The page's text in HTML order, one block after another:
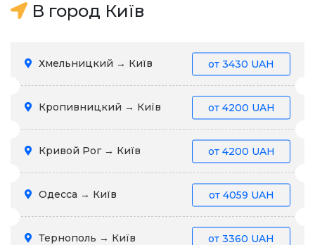
В город Київ
Хмельницкий → Київ от 3430 UAH
Кропивницкий → Київ от 4200 UAH
Кривой Рог → Київ от 4200 UAH
Одесса → Київ от 4059 UAH
Тернополь → Київ от 3360 UAH